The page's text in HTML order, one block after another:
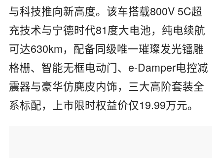
与科技推向新高度。该车搭载800V 5C超
充技术与宁德时代81度大电池，纯电续航
可达630km，配备同级唯一璀璨发光镭雕
格栅、智能无框电动门、e-Damper电控减
震器与豪华仿麂皮内饰，三大高阶套装全
系标配，上市限时权益价仅19.99万元。